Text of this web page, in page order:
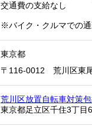
交通費の支給なし
※バイク・クルマでの通
東京都
〒116-0012 荒川区東尾
荒川区放置自転車対策
東京都足立区千住3丁